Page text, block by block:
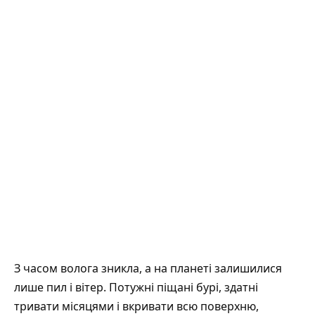
З часом волога зникла, а на планеті залишилися
лише пил і вітер. Потужні піщані бурі, здатні
тривати місяцями і вкривати всю поверхню,